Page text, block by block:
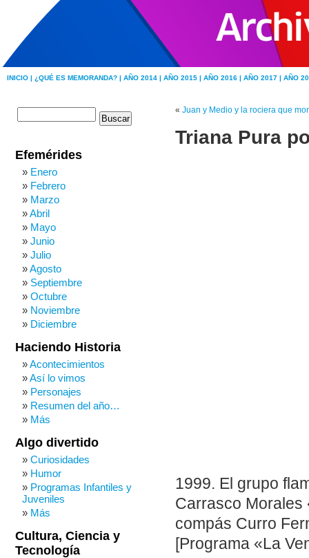
INICIO | ¿QUÉ ES MEMORANDA? | AÑO 2014 | AÑO 2015 | AÑO 2016 | AÑO 2017 | AÑO
« Juan y Medio y la rociera que
Triana Pura
1999. El grupo
Carrasco Morales
compás Curro
[Programa «La
Efemérides
Enero
Febrero
Marzo
Abril
Mayo
Junio
Julio
Agosto
Septiembre
Octubre
Noviembre
Diciembre
Haciendo Historia
Acontecimientos
Así lo vimos
Personajes
Resumen del año…
Más
Algo divertido
Curiosidades
Humor
Programas Infantiles y
Juveniles
Más
Cultura, Ciencia y
Tecnología